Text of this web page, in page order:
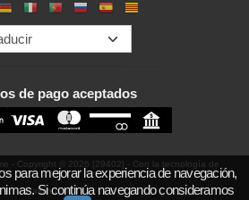
de pago aceptados
- Copyright © 2026 [29402] - Con la tecnología de
Palbin.com
para mejorar la experiencia de navegación,
Si continúa navegando consideramos